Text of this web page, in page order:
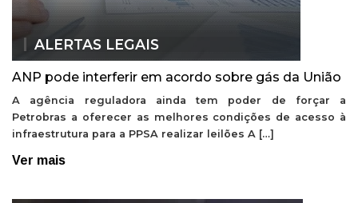
ALERTAS LEGAIS
ANP pode interferir em acordo sobre gás da União
A agência reguladora ainda tem poder de forçar a
Petrobras a oferecer as melhores condições de acesso à
infraestrutura para a PPSA realizar leilões A […]
Ver mais